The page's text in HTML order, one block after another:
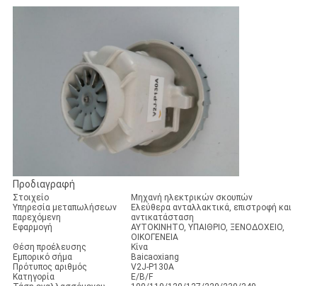
Προδιαγραφή
Στοιχείο
Μηχανή ηλεκτρικών σκουπών
Υπηρεσία μεταπωλήσεων
παρεχόμενη
Ελεύθερα ανταλλακτικά, επιστροφή και
αντικατάσταση
Εφαρμογή
ΑΥΤΟΚΙΝΗΤΟ, ΥΠΑΙΘΡΙΟ, ΞΕΝΟΔΟΧΕΙΟ,
ΟΙΚΟΓΕΝΕΙΑ
Θέση προέλευσης
Κίνα
Εμπορικό σήμα
Baicaoxiang
Πρότυπος αριθμός
V2J-P130A
Κατηγορία
E/B/F